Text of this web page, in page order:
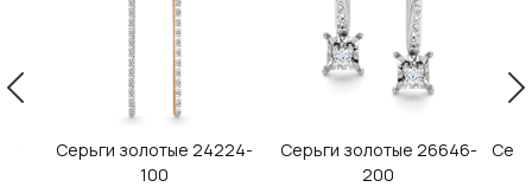
Серьги золотые 24224-
100
Серьги золотые 26646-
200